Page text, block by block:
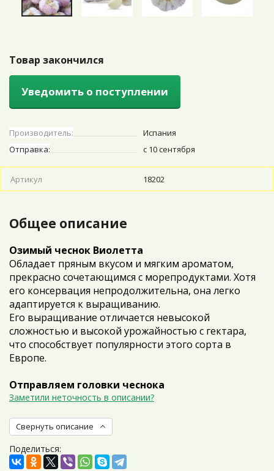
Товар закончился
Уведомить о поступлении
Производитель:
Испания
Отправка:
с 10 сентября
Артикул 18202
Общее описание
Озимый чеснок Виолетта
Обладает пряным вкусом и мягким ароматом,
прекрасно сочетающимся с морепродуктами. Хотя
его консервация непродолжительна, она легко
адаптируется к выращиванию.
Его выращивание отличается невысокой
сложностью и высокой урожайностью с гектара,
что способствует популярности этого сорта в
Европе.
Отправляем головки чеснока
Заметили неточность в описании?
Свернуть описание
Поделиться: